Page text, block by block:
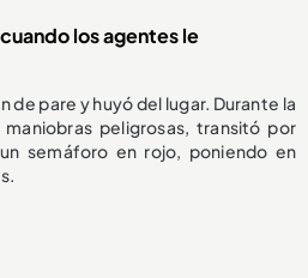
los agentes le
de pare y huyó del lugar. Durante la
maniobras peligrosas, transitó por
semáforo en rojo, poniendo en